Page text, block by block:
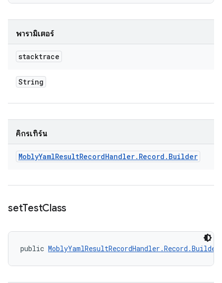
พารามิเตอร์
stacktrace
String
คิกรีเทิร์น
MoblyYamlResultRecordHandler. Record . Builder
setTestClass
public MoblyYamlResultRecordHandler.Record.Builder